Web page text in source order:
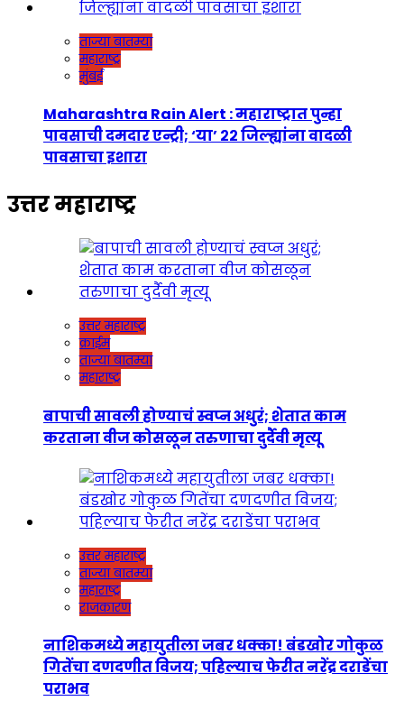
ताज्या बातम्या
महाराष्ट्र
मुंबई
Maharashtra Rain Alert : महाराष्ट्रात पुन्हा
पावसाची दमदार एन्ट्री; ‘या’ २२ जिल्ह्यांना वादळी
पावसाचा इशारा
उत्तर महाराष्ट्र
उत्तर महाराष्ट्र
क्राईम
ताज्या बातम्या
महाराष्ट्र
बापाची सावली होण्याचं स्वप्न अधुरं; शेतात काम
करताना वीज कोसळून तरुणाचा दुर्दैवी मृत्यू
उत्तर महाराष्ट्र
ताज्या बातम्या
महाराष्ट्र
राजकारण
नाशिकमध्ये महायुतीला जबर धक्का! बंडखोर गोकुळ
गितेंचा दणदणीत विजय; पहिल्याच फेरीत नरेंद्र दराडेंचा
पराभव